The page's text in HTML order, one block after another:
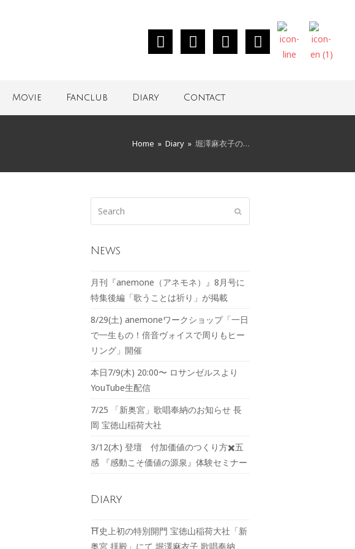
Movie Fanclub Diary Contact
Home » Diary » 堀澤麻衣子の…
News
月刊『anemone（アネモネ）』8月号に
特集後編「歌うことは祈り」が掲載
8/29(土) anemoneワークショップ「一日
で一生もの！倍音ヴォイスで周りもヒー
リング」開催
本日7/9(木) 20:00〜 ロサンゼルスより
YouTube生配信
7/25 「新奥宮」歌唱奉納のお知らせ 長
岡 宝徳山稲荷大社
3/12(木) 登壇 付加価値のつくり方✖️五
感 『感動こそ価値の源泉』体験セミナー
Diary
⛩️史上初の特別開門 宝徳山稲荷大社「新
奥宮 拝殿」にて 堀澤麻衣子 歌唱奉納